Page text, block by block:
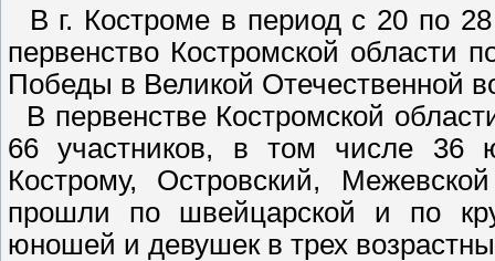
В г. Костроме в период с 20 по
первенство Костромской
Победы в Великой Отечественной
В первенстве Костромской
66 участников, в том числе 36
Кострому, Островский,
прошли по швейцарской и по
юношей и девушек в трех